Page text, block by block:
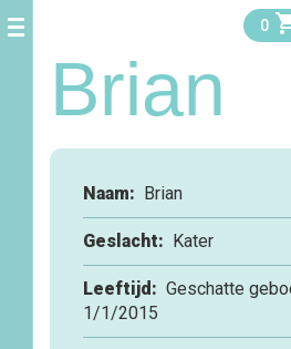
0
Brian
Naam: Brian
Geslacht: Kater
Leeftijd: Geschatte
1/1/2015